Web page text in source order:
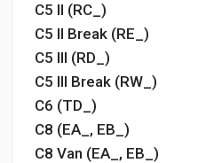
C5 II (RC_)
C5 II Break (RE_)
C5 III (RD_)
C5 III Break (RW_)
C6 (TD_)
C8 (EA_, EB_)
C8 Van (EA_, EB_)